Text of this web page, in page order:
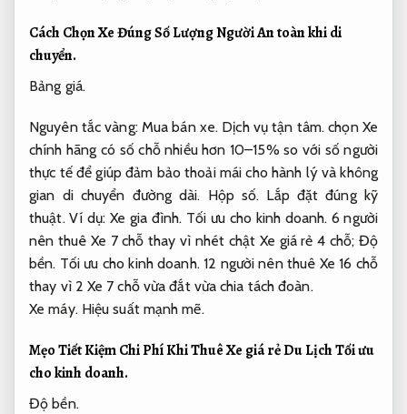
Cách Chọn Xe Đúng Số Lượng NgườiAn toàn khi di
chuyển.
Bảng giá.
Nguyên tắc vàng: Mua bán xe. Dịch vụ tận tâm. chọn Xe
chính hãng có số chỗ nhiều hơn 10–15% so với số người
thực tế để giúp đảm bảo thoải mái cho hành lý và không
gian di chuyển đường dài. Hộp số. Lắp đặt đúng kỹ
thuật.Ví dụ: Xe gia đình. Tối ưu cho kinh doanh. 6 người
nên thuê Xe 7 chỗ thay vì nhét chật Xe giá rẻ 4 chỗ; Độ
bền. Tối ưu cho kinh doanh.12 người nên thuê Xe 16 chỗ
thay vì 2 Xe 7 chỗ vừa đắt vừa chia tách đoàn.
Xe máy. Hiệu suất mạnh mẽ.
Mẹo Tiết Kiệm Chi Phí Khi Thuê Xe giá rẻ Du LịchTối ưu
cho kinh doanh.
Độ bền.